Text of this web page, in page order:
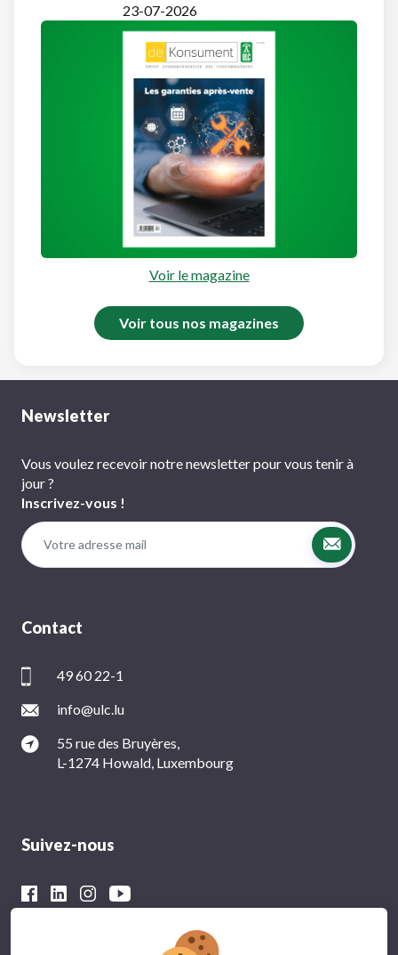
23-07-2026
Voir le magazine
Voir tous nos magazines
Newsletter
Vous voulez recevoir notre newsletter pour vous tenir à
jour ?
Inscrivez-vous !
Contact
49 60 22-1
info@ulc.lu
55 rue des Bruyères,
L-1274 Howald, Luxembourg
Suivez-nous
Avec le soutien financier du